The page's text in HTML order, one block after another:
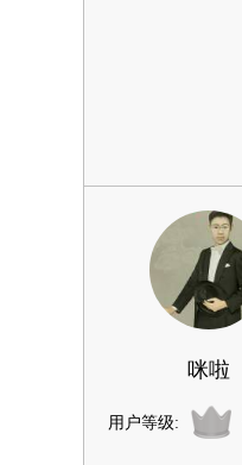
咪啦
用户等级: